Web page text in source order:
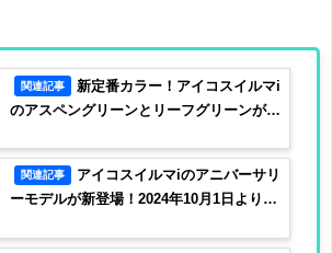
関連記事
新定番カラー！アイコスイルマi
のアスペングリーンとリーフグリーンが同
関連記事
アイコスイルマiのアニバーサリ
ーモデルが新登場！2024年10月1日より発